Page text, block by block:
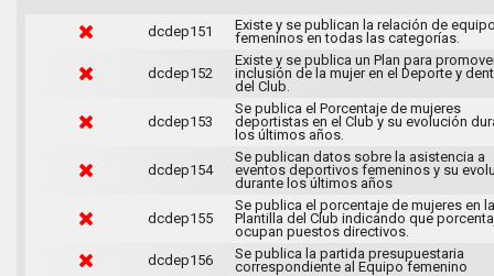
dcdep151
Existe y se publican la relación de
femeninos en todas las categorías.
dcdep152
Existe y se publica un Plan para
inclusión de la mujer en el Deporte y
del Club.
dcdep153
Se publica el Porcentaje de mujeres
deportistas en el Club y su evolución
los últimos años.
dcdep154
Se publican datos sobre la asistencia a
eventos deportivos femeninos y su
durante los últimos años
dcdep155
Se publica el porcentaje de mujeres en la
Plantilla del Club indicando que
ocupan puestos directivos.
dcdep156
Se publica la partida presupuestaria
correspondiente al Equipo femenino